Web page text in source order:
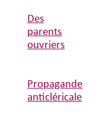
Des
parents
ouvriers
Propagande
anticléricale